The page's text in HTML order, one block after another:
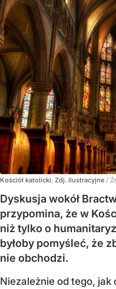
Kościół katolicki. Zdj. ilustracyjne /
Dyskusja wokół
przypomina, że w
niż tylko o
byłoby pomyśleć, że
nie obchodzi.
Niezależnie od tego,